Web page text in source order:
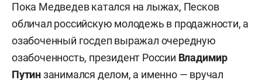
Пока Медведев катался на лыжах, Песков
обличал российскую молодежь в продажности, а
озабоченный госдеп выражал очередную
озабоченность, президент России Владимир
Путинзанимался делом, а именно — вручал